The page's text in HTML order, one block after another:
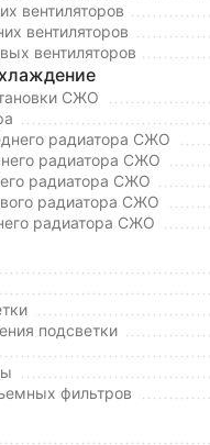
вентиляторов
вентиляторов
вентиляторов
СЖО
радиатора СЖО
радиатора СЖО
радиатора СЖО
радиатора СЖО
радиатора СЖО
подсветки
фильтров